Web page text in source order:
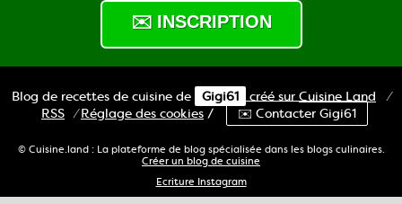
Blog de recettes de cuisine de Gigi61 créé sur Cuisine Land
⁄
RSS ⁄Réglage des cookies / ✉️ Contacter Gigi61
© Cuisine.land : La plateforme de blog spécialisée dans les blogs culinaires.
Créer un blog de cuisine
Ecriture Instagram